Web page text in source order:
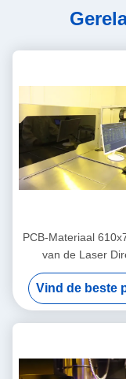
PCB-Materiaal
van de Laser
Weergave LDI
Vind de beste